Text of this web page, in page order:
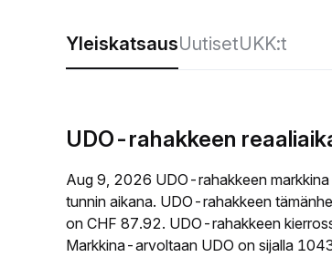
YleiskatsausUutisetUKK:t
UDO-rahakkeen
Aug 9, 2026 UDO-rahakkeen
tunnin aikana. UDO-rahakkeen
on CHF 87.92. UDO-rahakkeen
Markkina-arvoltaan UDO on sijalla